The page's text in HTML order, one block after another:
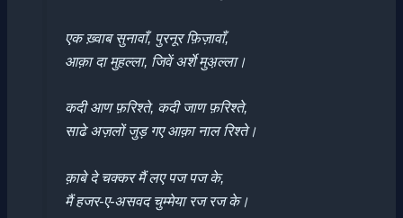
एक ख़्वाब सुनावाँ, पुरनूर फ़िज़ावाँ,
आक़ा दा मुहल्ला, जिवें अर्शे मुअ़ल्ला।
कदी आण फ़रिश्ते, कदी जाण फ़रिश्ते,
साढे अज़लों जुड़ गए आक़ा नाल रिश्ते।
क़ाबे दे चक्कर मैं लए पज पज के,
मैं हजर-ए-असवद चुम्मेया रज रज के।